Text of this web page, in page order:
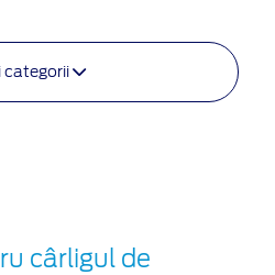
categorii
cârligul de